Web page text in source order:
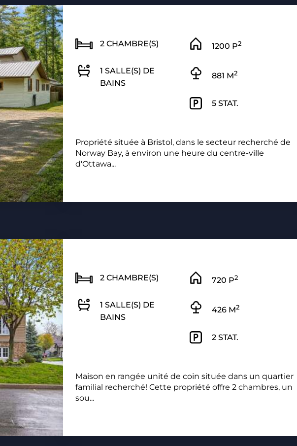
2 CHAMBRE(S)
1 SALLE(S) DE
BAINS
1200 P2
881 M2
5 STAT.
Propriété située à Bristol, dans le secteur recherché de
Norway Bay, à environ une heure du centre-ville
d'Ottawa...
2 CHAMBRE(S)
1 SALLE(S) DE
BAINS
720 P2
426 M2
2 STAT.
Maison en rangée unité de coin située dans un quartier
familial recherché! Cette propriété offre 2 chambres, un
sou...